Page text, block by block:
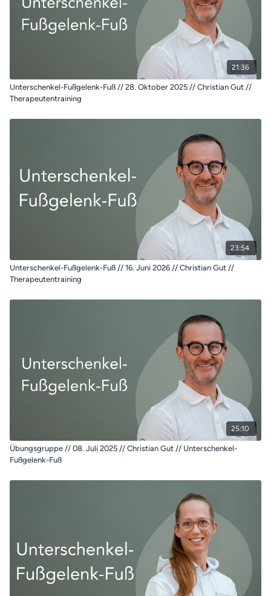
21:36
Unterschenkel-Fußgelenk-Fuß // 28. Oktober 2025 // Christian Gut //
Therapeutentraining
23:54
Unterschenkel-Fußgelenk-Fuß // 16. Juni 2026 // Christian Gut //
Therapeutentraining
25:10
Übungsgruppe // 08. Juli 2025 // Christian Gut // Unterschenkel-
Fußgelenk-Fuß